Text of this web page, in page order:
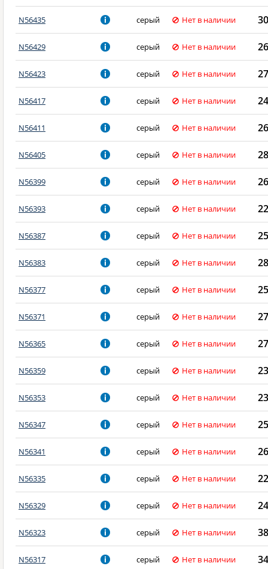
N56435 серый Нет в наличии
N56429 серый Нет в наличии
N56423 серый Нет в наличии
N56417 серый Нет в наличии
N56411 серый Нет в наличии
N56405 серый Нет в наличии
N56399 серый Нет в наличии
N56393 серый Нет в наличии
N56387 серый Нет в наличии
N56383 серый Нет в наличии
N56377 серый Нет в наличии
N56371 серый Нет в наличии
N56365 серый Нет в наличии
N56359 серый Нет в наличии
N56353 серый Нет в наличии
N56347 серый Нет в наличии
N56341 серый Нет в наличии
N56335 серый Нет в наличии
N56329 серый Нет в наличии
N56323 серый Нет в наличии
N56317 серый Нет в наличии